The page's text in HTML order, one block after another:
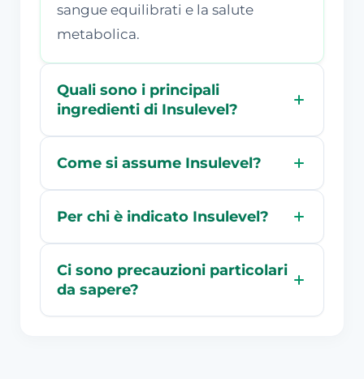
sangue equilibrati e la salute
metabolica.
Quali sono i principali
ingredienti di Insulevel?
Come si assume Insulevel?
Per chi è indicato Insulevel?
Ci sono precauzioni particolari
da sapere?